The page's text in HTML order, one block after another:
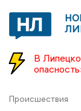
В
Происшествия